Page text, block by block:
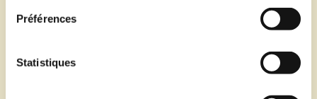
Préférences
Statistiques